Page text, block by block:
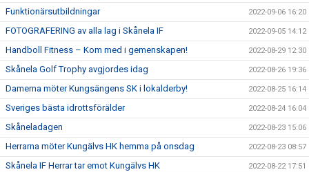
Funktionärsutbildningar 2022-09-06 16:20
FOTOGRAFERING av alla lag i Skånela IF 2022-09-05 14:12
Handboll Fitness – Kom med i gemenskapen! 2022-08-29 12:30
Skånela Golf Trophy avgjordes idag 2022-08-26 19:36
Damerna möter Kungsängens SK i lokalderby! 2022-08-25 16:14
Sveriges bästa idrottsförälder 2022-08-24 16:04
Skåneladagen 2022-08-23 15:06
Herrarna möter Kungälvs HK hemma på onsdag 2022-08-23 08:57
Skånela IF Herrar tar emot Kungälvs HK 2022-08-22 17:51